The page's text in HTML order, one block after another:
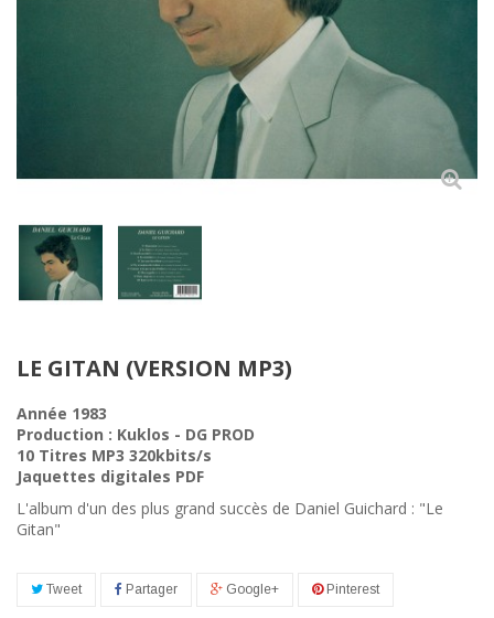
LE GITAN (VERSION MP3)
Année 1983
Production : Kuklos - DG PROD
10 Titres MP3 320kbits/s
Jaquettes digitales PDF
L'album d'un des plus grand succès de Daniel Guichard : "Le
Gitan"
Tweet Partager Google+ Pinterest